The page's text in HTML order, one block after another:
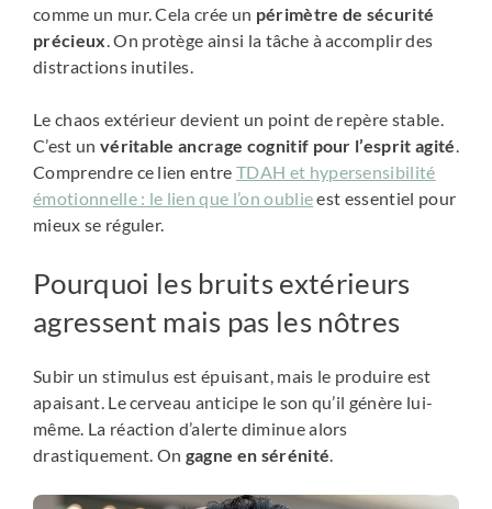
comme un mur. Cela crée un périmètre de sécurité
précieux. On protège ainsi la tâche à accomplir des
distractions inutiles.
Le chaos extérieur devient un point de repère stable.
C’est un véritable ancrage cognitif pour l’esprit agité.
Comprendre ce lien entreTDAH et hypersensibilité
émotionnelle : le lien que l’on oublieest essentiel pour
mieux se réguler.
Pourquoi les bruits extérieurs
agressent mais pas les nôtres
Subir un stimulus est épuisant, mais le produire est
apaisant. Le cerveau anticipe le son qu’il génère lui-
même. La réaction d’alerte diminue alors
drastiquement. On gagne en sérénité.